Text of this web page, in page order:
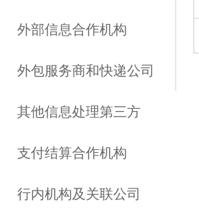
外部信息合作机构
外包服务商和快递公司
其他信息处理第三方
支付结算合作机构
行内机构及关联公司